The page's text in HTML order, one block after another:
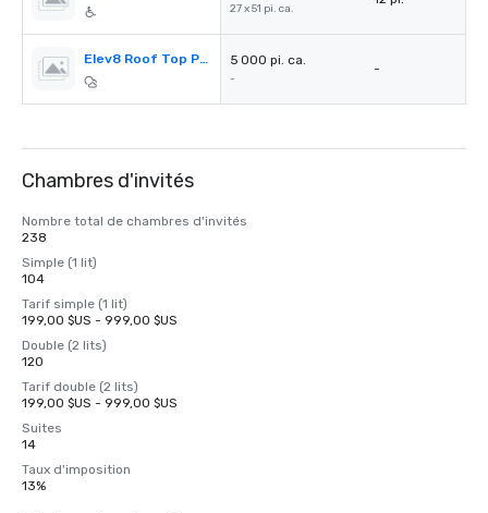
27 x 51 pi. ca.
Elev8 Roof Top Pool 5 000 pi. ca.
-
-
Chambres d'invités
Nombre total de chambres d'invités
238
Simple (1 lit)
104
Tarif simple (1 lit)
199,00 $US - 999,00 $US
Double (2 lits)
120
Tarif double (2 lits)
199,00 $US - 999,00 $US
Suites
14
Taux d'imposition
13%